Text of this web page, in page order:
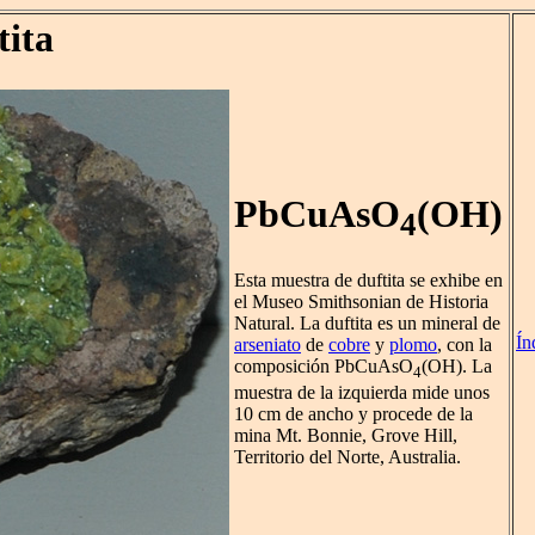
PbCuAsO4(OH)
Esta muestra de duftita se exhibe en
el Museo Smithsonian de Historia
Natural. La duftita es un mineral de
arseniato de cobre y plomo, con la
composición PbCuAsO4(OH). La
muestra de la izquierda mide unos
10 cm de ancho y procede de la
mina Mt. Bonnie, Grove Hill,
Territorio del Norte, Australia.